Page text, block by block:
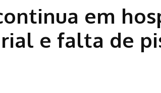
em
e falta de